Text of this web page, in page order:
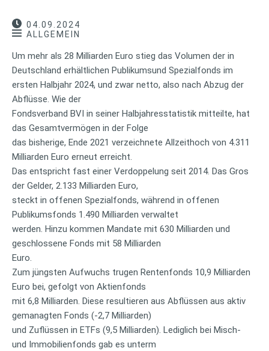
04.09.2024
ALLGEMEIN
Um mehr als 28 Milliarden Euro stieg das Volumen der in
Deutschland erhältlichen Publikumsund Spezialfonds im
ersten Halbjahr 2024, und zwar netto, also nach Abzug der
Abflüsse. Wie der
Fondsverband BVI in seiner Halbjahresstatistik mitteilte, hat
das Gesamtvermögen in der Folge
das bisherige, Ende 2021 verzeichnete Allzeithoch von 4.311
Milliarden Euro erneut erreicht.
Das entspricht fast einer Verdoppelung seit 2014. Das Gros
der Gelder, 2.133 Milliarden Euro,
steckt in offenen Spezialfonds, während in offenen
Publikumsfonds 1.490 Milliarden verwaltet
werden. Hinzu kommen Mandate mit 630 Milliarden und
geschlossene Fonds mit 58 Milliarden
Euro.
Zum jüngsten Aufwuchs trugen Rentenfonds 10,9 Milliarden
Euro bei, gefolgt von Aktienfonds
mit 6,8 Milliarden. Diese resultieren aus Abflüssen aus aktiv
gemanagten Fonds (-2,7 Milliarden)
und Zuflüssen in ETFs (9,5 Milliarden). Lediglich bei Misch-
und Immobilienfonds gab es unterm